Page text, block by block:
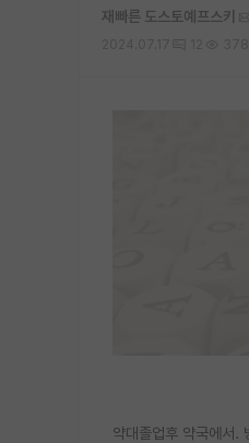
재빠른 도스토예프스키
약대졸업후 약국에서.